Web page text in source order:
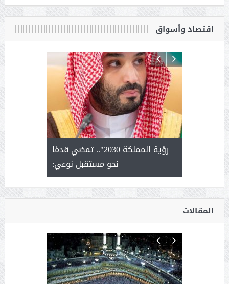
اقتصاد وأسواق
يحصل
رؤية المملكة 2030".. تمضي قدمًا
نحو مستقبل نوعي:
المقالات